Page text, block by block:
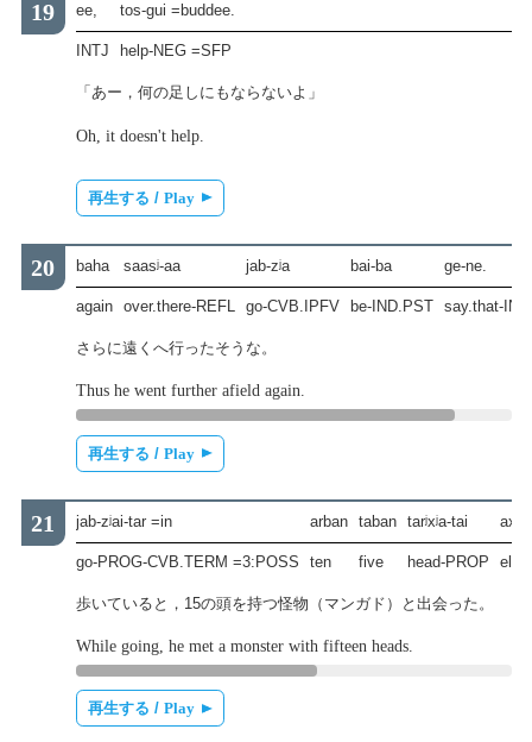
ee, tos-gui =buddee.
INTJ help-NEG =SFP
「あー，何の足しにもならないよ」
Oh, it doesn't help.
再生する /Play
baha saasʲ-aa jab-zʲa bai-ba ge-ne.
again over.there-REFL go-CVB.IPFV be-IND.PST say.that-
さらに遠くへ行ったそうな。
Thus he went further afield again.
再生する /Play
jab-zʲai-tar =in arban taban tarʲxʲa-tai axai
go-PROG-CVB.TERM =3:POSS ten five head-PROP
歩いていると，15の頭を持つ怪物（マンガド）と出会った。
While going, he met a monster with fifteen heads.
再生する /Play